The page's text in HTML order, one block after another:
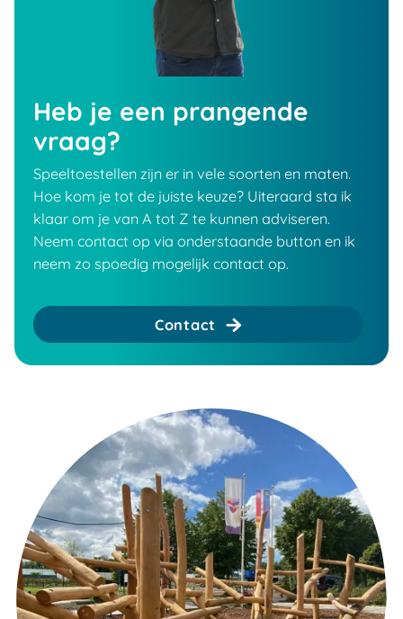
Heb je een prangende
vraag?
Speeltoestellen zijn er in vele soorten en maten.
Hoe kom je tot de juiste keuze? Uiteraard sta ik
klaar om je van A tot Z te kunnen adviseren.
Neem contact op via onderstaande button en ik
neem zo spoedig mogelijk contact op.
Contact